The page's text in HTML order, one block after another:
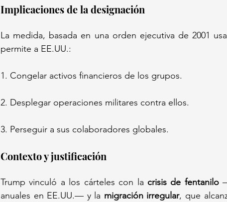
Implicaciones de la designación
La medida, basada en una orden ejecutiva de 2001
permite a EE.UU.:
1. Congelar activos financieros de los grupos.
2. Desplegar operaciones militares contra ellos.
3. Perseguir a sus colaboradores globales.
Contexto y justificación
Trump vinculó a los cárteles con la crisis de fentanilo
anuales en EE.UU.— y la migración irregular, que